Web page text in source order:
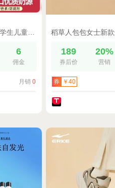
6
佣金
月销 0
189
券后价
20%
营销
券 ￥40